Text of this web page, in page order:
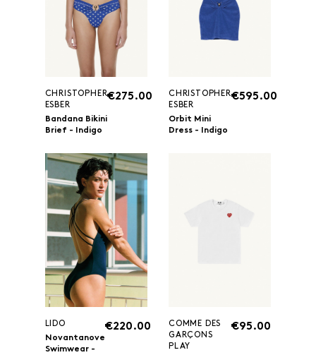
CHRISTOPHER
ESBER
Bandana Bikini
Brief - Indigo
€275.00
CHRISTOPHER
ESBER
Orbit Mini
Dress - Indigo
€595.00
LIDO
Novantanove
Swimwear -
€220.00
COMME DES
GARÇONS
PLAY
€95.00